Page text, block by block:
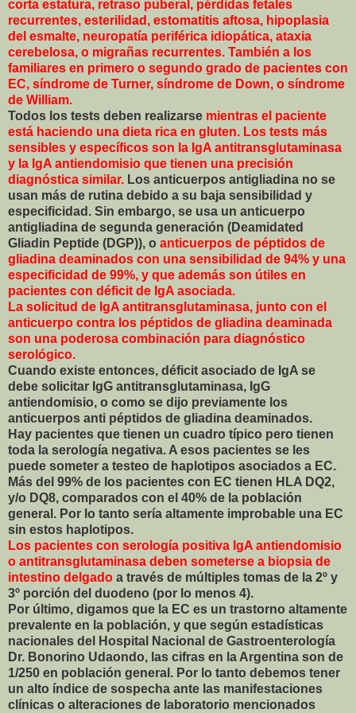
corta estatura, retraso puberal, pérdidas fetales
recurrentes, esterilidad, estomatitis aftosa, hipoplasia
del esmalte, neuropatía periférica idiopática, ataxia
cerebelosa, o migrañas recurrentes. También a los
familiares en primero o segundo grado de pacientes con
EC, síndrome de Turner, síndrome de Down, o síndrome
de William.
Todos los tests deben realizarse mientras el paciente
está haciendo una dieta rica en gluten. Los tests más
sensibles y específicos son la IgA antitransglutaminasa
y la IgA antiendomisio que tienen una precisión
diagnóstica similar. Los anticuerpos antigliadina no se
usan más de rutina debido a su baja sensibilidad y
especificidad. Sin embargo, se usa un anticuerpo
antigliadina de segunda generación (Deamidated
Gliadin Peptide (DGP)), o anticuerpos de péptidos de
gliadina deaminados con una sensibilidad de 94% y una
especificidad de 99%, y que además son útiles en
pacientes con déficit de IgA asociada.
La solicitud de IgA antitransglutaminasa, junto con el
anticuerpo contra los péptidos de gliadina deaminada
son una poderosa combinación para diagnóstico
serológico.
Cuando existe entonces, déficit asociado de IgA se
debe solicitar IgG antitransglutaminasa, IgG
antiendomisio, o como se dijo previamente los
anticuerpos anti péptidos de gliadina deaminados.
Hay pacientes que tienen un cuadro típico pero tienen
toda la serología negativa. A esos pacientes se les
puede someter a testeo de haplotipos asociados a EC.
Más del 99% de los pacientes con EC tienen HLA DQ2,
y/o DQ8, comparados con el 40% de la población
general. Por lo tanto sería altamente improbable una EC
sin estos haplotipos.
Los pacientes con serología positiva IgA antiendomisio
o antitransglutaminasa deben someterse a biopsia de
intestino delgado a través de múltiples tomas de la 2º y
3º porción del duodeno (por lo menos 4).
Por último, digamos que la EC es un trastorno altamente
prevalente en la población, y que según estadísticas
nacionales del Hospital Nacional de Gastroenterología
Dr. Bonorino Udaondo, las cifras en la Argentina son de
1/250 en población general. Por lo tanto debemos tener
un alto índice de sospecha ante las manifestaciones
clínicas o alteraciones de laboratorio mencionados